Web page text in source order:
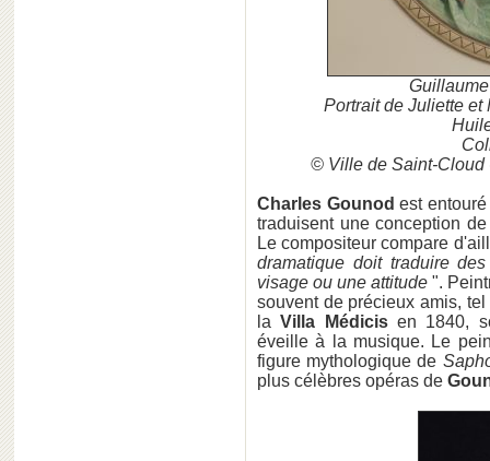
Portrait de Juliette
© Ville de Saint-Cloud
Charles Gounod est
traduisent une conception
Le compositeur compare
dramatique doit traduire
visage ou une attitude ".
souvent de précieux amis, tel
laVilla Médicisen 1840,
éveille à la musique. Le
figure mythologique de
plus célèbres opéras de